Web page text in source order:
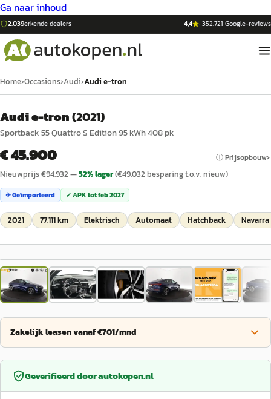
Ga naar inhoud
2.039erkende dealers 4,4 ·352.721 Google-reviews
Home›Occasions›Audi›Audi e-tron
Audi e-tron(2021)
Sportback 55 Quattro S Edition 95 kWh 408 pk
€ 45.900 ⓘ Prijsopbouw
Nieuwprijs€94.932—52% lager(€49.032 besparing t.o.v. nieuw)
✈ Geïmporteerd ✓ APK totfeb 2027
2021 77.111 km Elektrisch Automaat Hatchback
1/71
Zakelijk leasen vanaf €701/mnd
Geverifieerd doorautokopen.nl